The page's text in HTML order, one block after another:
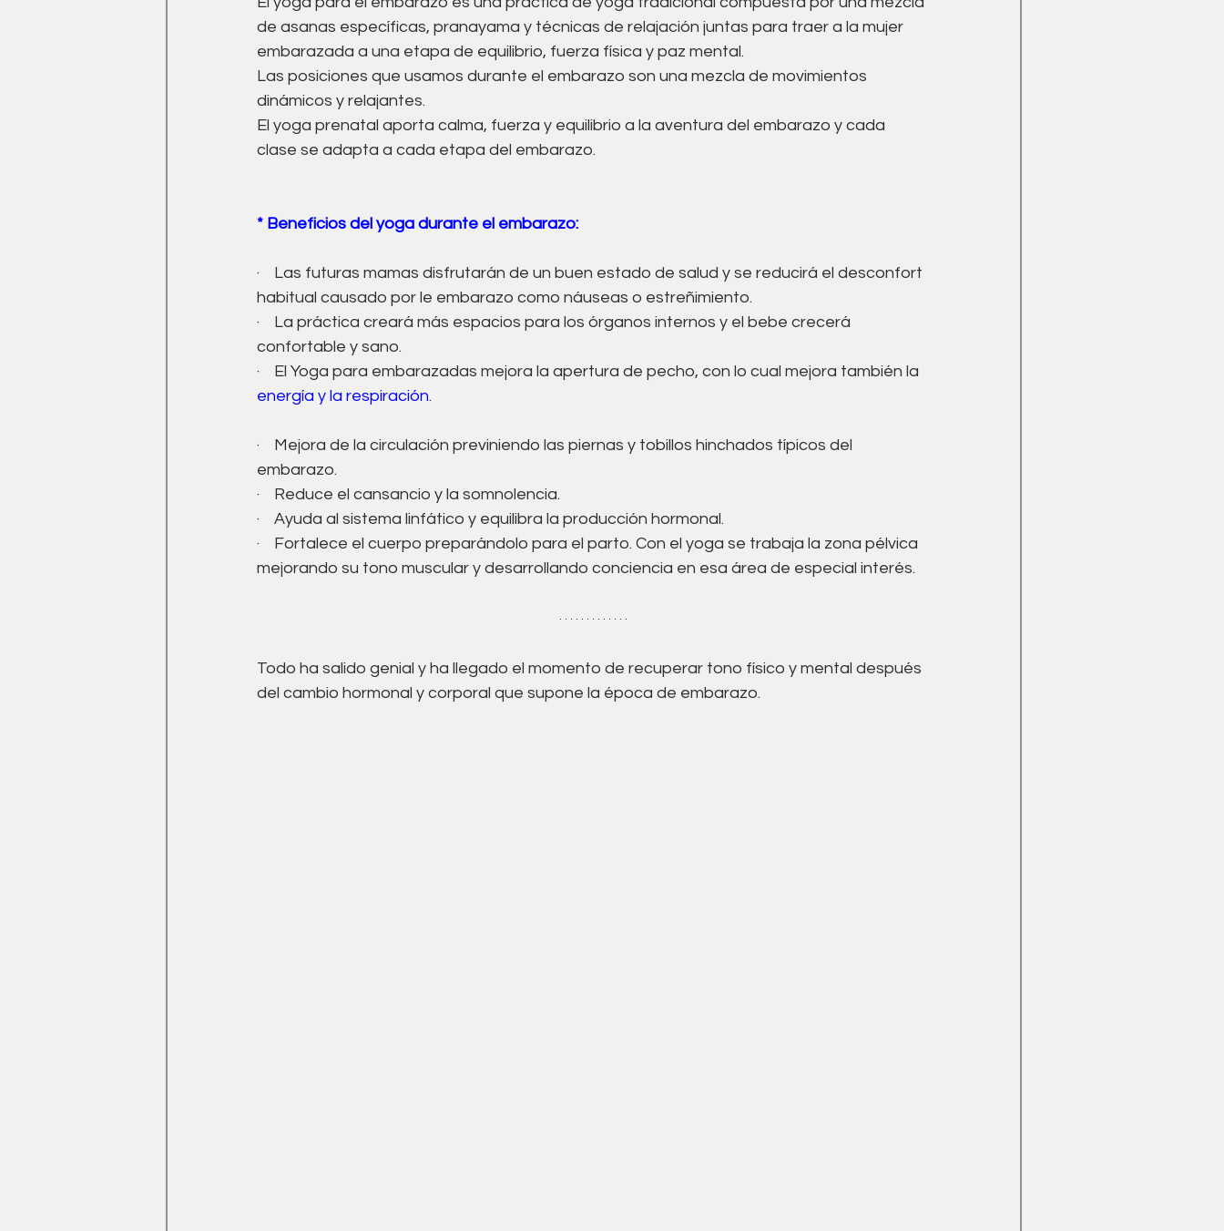
de asanas específicas, pranayama y técnicas de relajación juntas para traer a la mujer
embarazada a una etapa de equilibrio, fuerza física y paz mental.
Las posiciones que usamos durante el embarazo son una mezcla de movimientos
dinámicos y relajantes.
El yoga prenatal aporta calma, fuerza y equilibrio a la aventura del embarazo y cada
clase se adapta a cada etapa del embarazo.
* Beneficios del yoga durante el embarazo:
·    Las futuras mamas disfrutarán de un buen estado de salud y se reducirá el desconfort
habitual causado por le embarazo como náuseas o estreñimiento.
·    La práctica creará más espacios para los órganos internos y el bebe crecerá
confortable y sano.
·    El Yoga para embarazadas mejora la apertura de pecho, con lo cual mejora también la
energía y la respiración.
·    Mejora de la circulación previniendo las piernas y tobillos hinchados típicos del
embarazo.
·    Reduce el cansancio y la somnolencia.
·    Ayuda al sistema linfático y equilibra la producción hormonal.
·    Fortalece el cuerpo preparándolo para el parto. Con el yoga se trabaja la zona pélvica
mejorando su tono muscular y desarrollando conciencia en esa área de especial interés.
Todo ha salido genial y ha llegado el momento de recuperar tono físico y mental después
del cambio hormonal y corporal que supone la época de embarazo.